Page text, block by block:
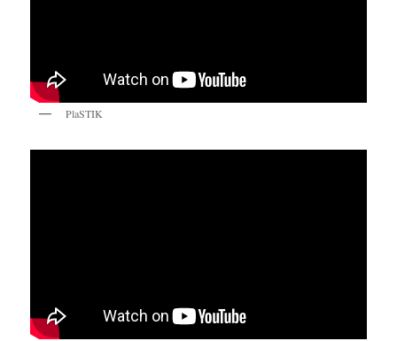
PlaSTIK